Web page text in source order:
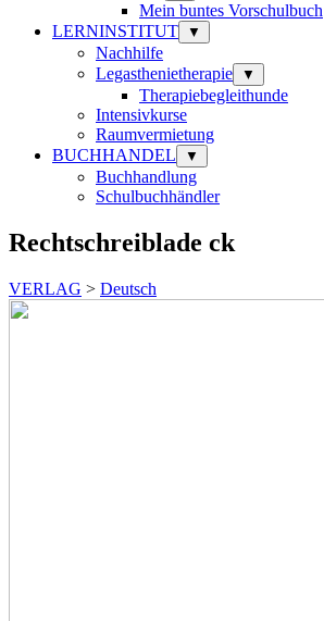
Mein buntes Vorschulbuch
LERNINSTITUT
▼
Nachhilfe
Legasthenietherapie
▼
Therapiebegleithunde
Intensivkurse
Raumvermietung
BUCHHANDEL
▼
Buchhandlung
Schulbuchhändler
Rechtschreiblade ck
VERLAG > Deutsch